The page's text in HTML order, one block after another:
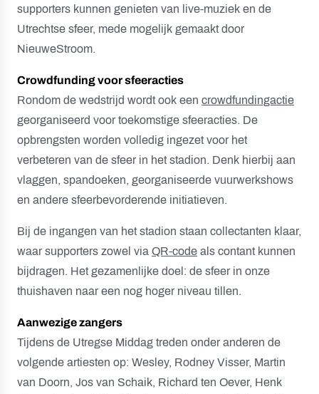
supporters kunnen genieten van live-muziek en de
Utrechtse sfeer, mede mogelijk gemaakt door
NieuweStroom.
Crowdfunding voor sfeeracties
Rondom de wedstrijd wordt ook een crowdfundingactie
georganiseerd voor toekomstige sfeeracties. De
opbrengsten worden volledig ingezet voor het
verbeteren van de sfeer in het stadion. Denk hierbij aan
vlaggen, spandoeken, georganiseerde vuurwerkshows
en andere sfeerbevorderende initiatieven.
Bij de ingangen van het stadion staan collectanten klaar,
waar supporters zowel via QR-code als contant kunnen
bijdragen. Het gezamenlijke doel: de sfeer in onze
thuishaven naar een nog hoger niveau tillen.
Aanwezige zangers
Tijdens de Utregse Middag treden onder anderen de
volgende artiesten op: Wesley, Rodney Visser, Martin
van Doorn, Jos van Schaik, Richard ten Oever, Henk